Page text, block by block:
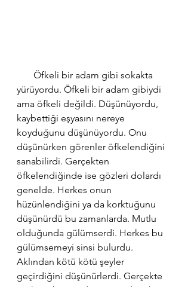
yürüyordu. Öfkeli bir adam gibiydi
ama öfkeli değildi. Düşünüyordu,
kaybettiği eşyasını nereye
koyduğunu düşünüyordu. Onu
düşünürken görenler öfkelendiğini
sanabilirdi. Gerçekten
öfkelendiğinde ise gözleri dolardı
genelde. Herkes onun
hüzünlendiğini ya da korktuğunu
düşünürdü bu zamanlarda. Mutlu
olduğunda gülümserdi. Herkes bu
gülümsemeyi sinsi bulurdu.
Aklından kötü kötü şeyler
geçirdiğini düşünürlerdi. Gerçekte